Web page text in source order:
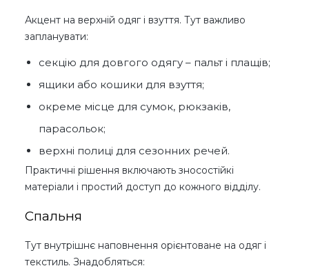
Акцент на верхній одяг і взуття. Тут важливо
запланувати:
секцію для довгого одягу – пальт і плащів;
ящики або кошики для взуття;
окреме місце для сумок, рюкзаків,
парасольок;
верхні полиці для сезонних речей.
Практичні рішення включають зносостійкі
матеріали і простий доступ до кожного відділу.
Спальня
Тут внутрішнє наповнення орієнтоване на одяг і
текстиль. Знадобляться: